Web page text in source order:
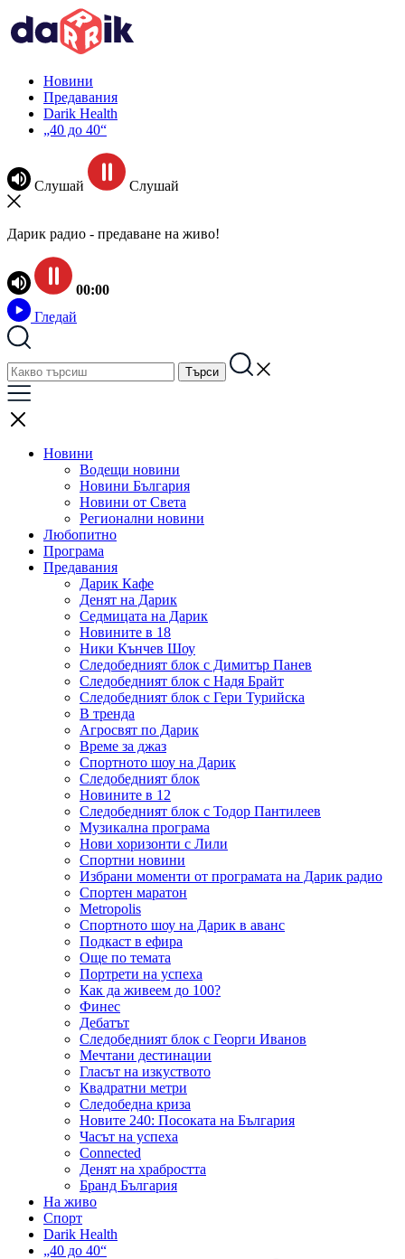
Новини
Предавания
Darik Health
„40 до 40“
Слушай Слушай
Дарик радио - предаване на живо!
00:00
Гледай
Новини
Водещи новини
Новини България
Новини от Света
Регионални новини
Любопитно
Програма
Предавания
Дарик Кафе
Денят на Дарик
Седмицата на Дарик
Новините в 18
Ники Кънчев Шоу
Следобедният блок с Димитър Панев
Следобедният блок с Надя Брайт
Следобедният блок с Гери Турийска
В тренда
Агросвят по Дарик
Време за джаз
Спортното шоу на Дарик
Следобедният блок
Новините в 12
Следобедният блок с Тодор Пантилеев
Музикална програма
Нови хоризонти с Лили
Спортни новини
Избрани моменти от програмата на Дарик радио
Спортен маратон
Metropolis
Спортното шоу на Дарик в аванс
Подкаст в ефира
Още по темата
Портрети на успеха
Как да живеем до 100?
Финес
Дебатът
Следобедният блок с Георги Иванов
Мечтани дестинации
Гласът на изкуството
Квадратни метри
Следобедна криза
Новите 240: Посоката на България
Часът на успеха
Connected
Денят на храбростта
Бранд България
На живо
Спорт
Darik Health
„40 до 40“